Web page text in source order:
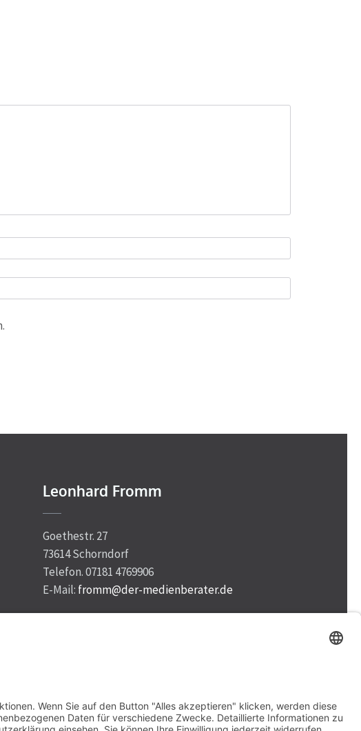
Leonhard Fromm
Goethestr. 27
73614 Schorndorf
Telefon. 07181 4769906
E-Mail: fromm@der-medienberater.de